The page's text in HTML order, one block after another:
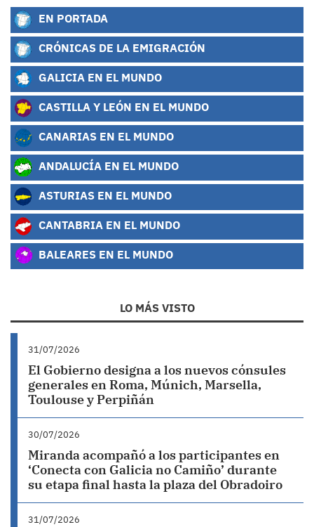
EN PORTADA
CRÓNICAS DE LA EMIGRACIÓN
GALICIA EN EL MUNDO
CASTILLA Y LEÓN EN EL MUNDO
CANARIAS EN EL MUNDO
ANDALUCÍA EN EL MUNDO
ASTURIAS EN EL MUNDO
CANTABRIA EN EL MUNDO
BALEARES EN EL MUNDO
LO MÁS VISTO
31/07/2026
El Gobierno designa a los nuevos cónsules
generales en Roma, Múnich, Marsella,
Toulouse y Perpiñán
30/07/2026
Miranda acompañó a los participantes en
‘Conecta con Galicia no Camiño’ durante
su etapa final hasta la plaza del Obradoiro
31/07/2026